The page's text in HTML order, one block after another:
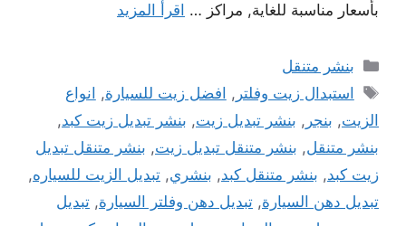
بأسعار مناسبة للغاية, مراكز … اقرأ المزيد
التصنيفات
بنشر متنقل
الوسوم
استبدال زيت وفلتر , افضل زيت للسيارة, انواع
الزيت, بنجر , بنشر تبديل زيت, بنشر تبديل زيت كبد,
بنشر متنقل, بنشر متنقل تبديل زيت, بنشر متنقل تبديل
زيت كبد, بنشر متنقل كبد, بنشري, تبديل الزيت للسياره,
تبديل دهن السيارة, تبديل دهن وفلتر السيارة, تبديل